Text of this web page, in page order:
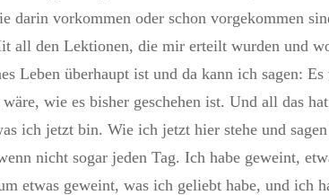
darin vorkommen oder schon vorgekommen
all den Lektionen, die mir erteilt wurden und
Leben überhaupt ist und da kann ich sagen:
wie es bisher geschehen ist. Und all das
ich jetzt bin. Wie ich jetzt hier stehe und
nicht sogar jeden Tag. Ich habe geweint,
etwas geweint, was ich geliebt habe, und ich